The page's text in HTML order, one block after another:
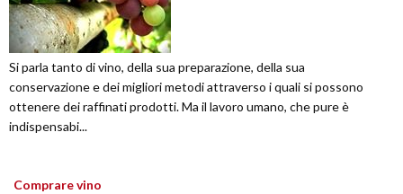
Si parla tanto di vino, della sua preparazione, della sua
conservazione e dei migliori metodi attraverso i quali si possono
ottenere dei raffinati prodotti. Ma il lavoro umano, che pure è
indispensabi...
Comprare vino